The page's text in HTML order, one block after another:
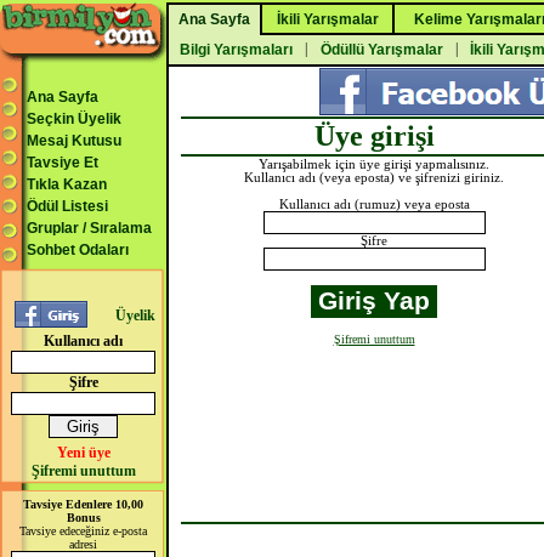
Ana Sayfa İkili Yarışmalar
Kelime Yarışmaları
Bilgi Yarışmaları
Ödüllü Yarışmalar İkili
Ana Sayfa
Seçkin Üyelik
Mesaj Kutusu
Tavsiye Et
Tıkla Kazan
Ödül Listesi
Gruplar / Sıralama
Sohbet Odaları
Üyelik
Kullanıcı adı
Şifre
Yeni üye
Şifremi unuttum
Tavsiye Edenlere 10,00
Bonus
Tavsiye edeceğiniz e-posta
adresi
Üye girişi
Yarışabilmek için üye girişi yapmalısınız.
Kullanıcı adı (veya eposta) ve şifrenizi giriniz.
Kullanıcı adı (rumuz) veya eposta
Şifre
Şifremi unuttum